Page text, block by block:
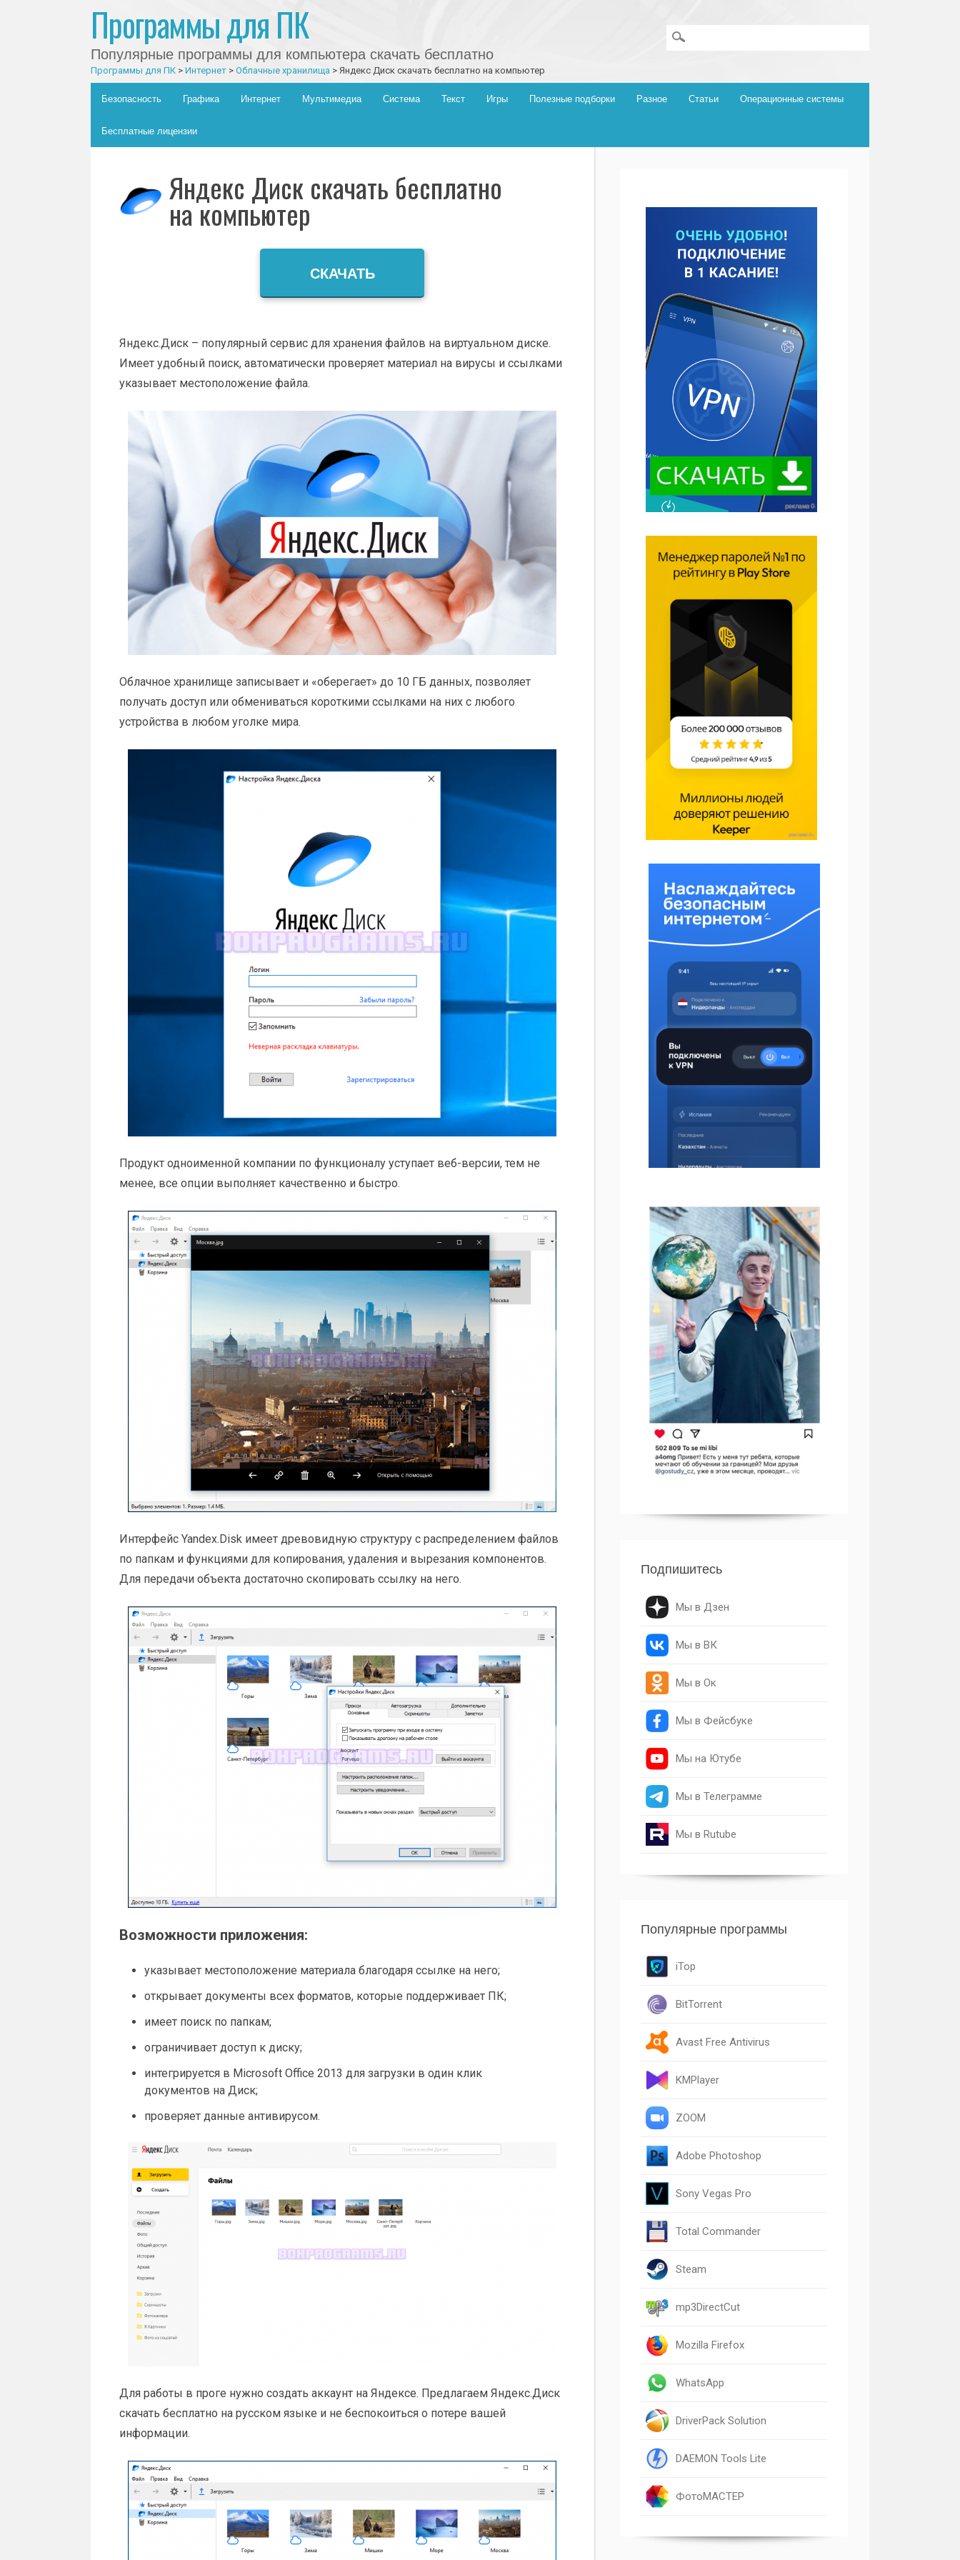
Программы для ПК
Популярные программы для компьютера скачать бесплатно
Программы для ПК> Интернет> Облачные хранилища > Яндекс Диск скачать бесплатно на компьютер
Главное меню
Skip to content
Безопасность Графика Интернет Мультимедиа Система Текст Игры Полезные подборки Разное Статьи Операционные системы
Бесплатные лицензии
Яндекс Диск скачать бесплатно
на компьютер
СКАЧАТЬ
Яндекс.Диск – популярный сервис для хранения файлов на виртуальном диске.
Имеет удобный поиск, автоматически проверяет материал на вирусы и ссылками
указывает местоположение файла.
Облачное хранилище записывает и «оберегает» до 10 ГБ данных, позволяет
получать доступ или обмениваться короткими ссылками на них с любого
устройства в любом уголке мира.
Продукт одноименной компании по функционалу уступает веб-версии, тем не
менее, все опции выполняет качественно и быстро.
Интерфейс Yandex.Disk имеет древовидную структуру с распределением файлов
по папкам и функциями для копирования, удаления и вырезания компонентов.
Для передачи объекта достаточно скопировать ссылку на него.
Возможности приложения:
указывает местоположение материала благодаря ссылке на него;
открывает документы всех форматов, которые поддерживает ПК;
имеет поиск по папкам;
ограничивает доступ к диску;
интегрируется в Microsoft Office 2013 для загрузки в один клик
документов на Диск;
проверяет данные антивирусом.
Для работы в проге нужно создать аккаунт на Яндексе. Предлагаем Яндекс.Диск
скачать бесплатно на русском языке и не беспокоиться о потере вашей
информации.
Подпишитесь
Мы в Дзен
Мы в ВК
Мы в Ок
Мы в Фейсбуке
Мы на Ютубе
Мы в Телеграмме
Мы в Rutube
Популярные программы
iTop
BitTorrent
Avast Free Antivirus
KMPlayer
ZOOM
Adobe Photoshop
Sony Vegas Pro
Total Commander
Steam
mp3DirectCut
Mozilla Firefox
WhatsApp
DriverPack Solution
DAEMON Tools Lite
ФотоМАСТЕР